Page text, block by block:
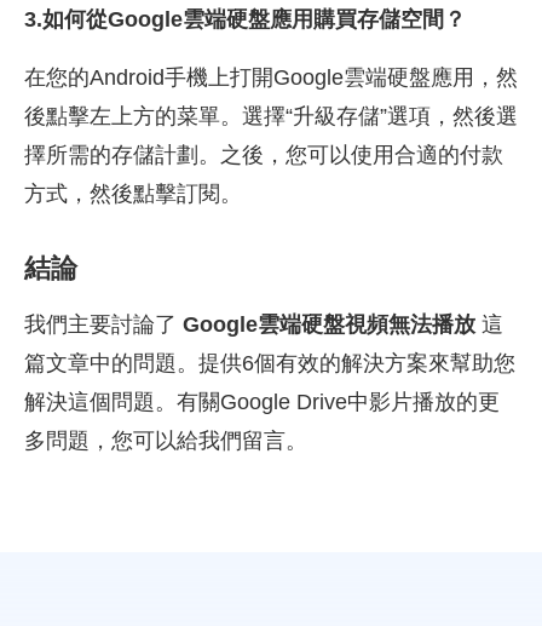
3.如何從Google雲端硬盤應用購買存儲空間？
在您的Android手機上打開Google雲端硬盤應用，然
後點擊左上方的菜單。選擇“升級存儲”選項，然後選
擇所需的存儲計劃。之後，您可以使用合適的付款
方式，然後點擊訂閱。
結論
我們主要討論了 Google雲端硬盤視頻無法播放 這
篇文章中的問題。提供6個有效的解決方案來幫助您
解決這個問題。有關Google Drive中影片播放的更
多問題，您可以給我們留言。